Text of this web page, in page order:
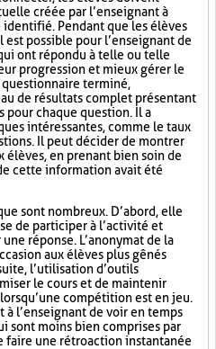
créée par l’enseignant à
Pendant que les élèves
possible pour l’enseignant de
ont répondu à telle ou telle
progression et mieux gérer le
questionnaire terminé,
de résultats complet présentant
pour chaque question. Il a
intéressantes, comme le taux
Il peut décider de montrer
élèves, en prenant bien soin de
cette information avait été
sont nombreux. D’abord, elle
de participer à l’activité et
réponse. L’anonymat de la
aux élèves plus gênés
l’utilisation d’outils
le cours et de maintenir
compétition est en jeu.
l’enseignant de voir en temps
sont moins bien comprises par
faire une rétroaction instantanée